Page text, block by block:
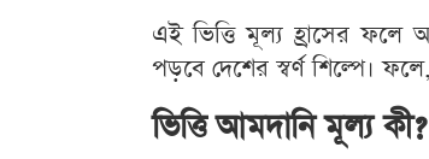
এই ভিত্তি মূল্য হ্রাসের ফলে
পড়বে দেশের স্বর্ণ শিল্পে।
ভিত্তি আমদানি মূল্য কী?